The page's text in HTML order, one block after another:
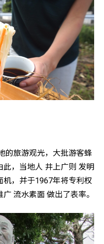
的旅游观光，大批游客蜂
，当地人 井上广则 发明
，并于1967年将专利权
流水素面 做出了表率。